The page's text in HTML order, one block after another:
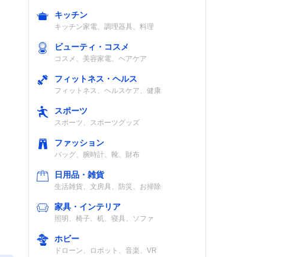
キッチン
キッチン家電、調理器具、料理
ビューティ・コスメ
コスメ、美容家電、ヘアケア
フィットネス・ヘルス
フィットネス、ヘルスケア、健康
スポーツ
スポーツ、スポーツグッズ
ファッション
バッグ、腕時計、靴、財布
日用品・雑貨
生活雑貨、文房具、防災、お掃除
家具・インテリア
照明、椅子、机、寝具、ソファ
ホビー
ドローン、ロボット、音楽、VR